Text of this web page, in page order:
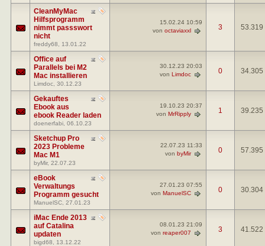
CleanMyMac
Hilfsprogramm
nimmt passswort
nicht
freddy68 , 13.01.22
15.02.24 10:59
von octaviaxxl 3 53.319
Office auf
Parallels bei M2
Mac installieren
Limdoc , 30.12.23
30.12.23 20:03
von Limdoc 0 34.305
Gekauftes
Ebook aus
ebook Reader laden
doenerfabi , 06.10.23
19.10.23 20:37
von MrRipply 1 39.235
Sketchup Pro
2023 Probleme
Mac M1
byMir, 22.07.23
22.07.23 11:33
von byMir 0 57.395
eBook
Verwaltungs
Programm gesucht
ManuelSC , 27.01.23
27.01.23 07:55
von ManuelSC 0 30.304
iMac Ende 2013
auf Catalina
updaten
bigd68 , 13.12.22
08.01.23 21:09
von reaper007 3 41.522